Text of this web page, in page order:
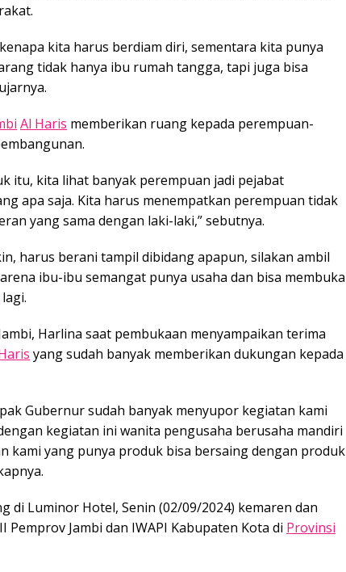
kita harus berdiam diri, sementara kita punya
tidak hanya ibu rumah tangga, tapi juga bisa
Al Haris memberikan ruang kepada perempuan-
itu, kita lihat banyak perempuan jadi pejabat
apa saja. Kita harus menempatkan perempuan tidak
yang sama dengan laki-laki,” sebutnya.
harus berani tampil dibidang apapun, silakan ambil
ibu-ibu semangat punya usaha dan bisa membuka
lagi.
Harlina saat pembukaan menyampaikan terima
yang sudah banyak memberikan dukungan kepada
Gubernur sudah banyak menyupor kegiatan kami
kegiatan ini wanita pengusaha berusaha mandiri
kami yang punya produk bisa bersaing dengan produk
di Luminor Hotel, Senin (02/09/2024) kemaren dan
Jambi dan IWAPI Kabupaten Kota di Provinsi